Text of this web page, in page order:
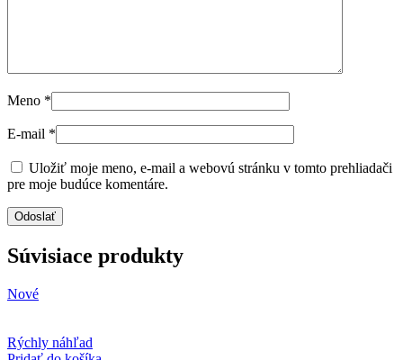
Meno *
E-mail *
Uložiť moje meno, e-mail a webovú stránku v tomto prehliadači
pre moje budúce komentáre.
Súvisiace produkty
Nové
Rýchly náhľad